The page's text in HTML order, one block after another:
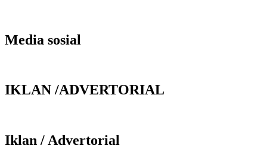
Media sosial
IKLAN /ADVERTORIAL
Iklan / Advertorial